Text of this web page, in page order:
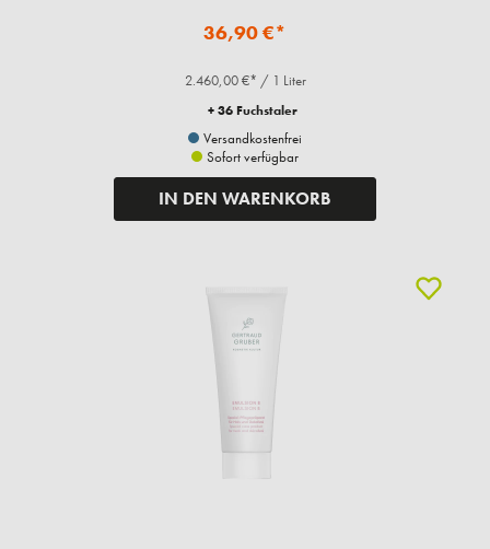
36,90 €*
2.460,00 €* / 1 Liter
+ 36 Fuchstaler
Versandkostenfrei
Sofort verfügbar
IN DEN WARENKORB